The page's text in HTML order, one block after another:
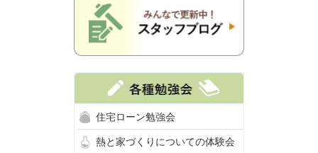
住宅ローン勉強会
熱と家づくりについての体験会